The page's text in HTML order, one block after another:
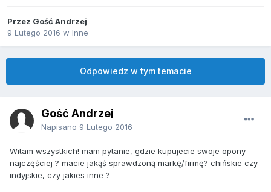
Przez Gość Andrzej
9 Lutego 2016 w Inne
Odpowiedz w tym temacie
Gość Andrzej
Napisano 9 Lutego 2016
Witam wszystkich! mam pytanie, gdzie kupujecie swoje opony
najczęściej ? macie jakąś sprawdzoną markę/firmę? chińskie czy
indyjskie, czy jakies inne ?